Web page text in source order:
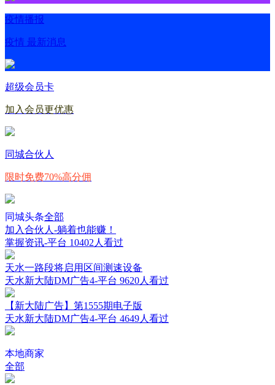
疫情播报
疫情 最新消息
超级会员卡
加入会员更优惠
同城合伙人
限时免费70%高分佣
同城头条全部
加入合伙人-躺着也能赚！
掌握资讯-平台 10402人看过
天水一路段将启用区间测速设备
天水新大陆DM广告4-平台 9620人看过
【新大陆广告】第1555期电子版
天水新大陆DM广告4-平台 4649人看过
本地商家
全部